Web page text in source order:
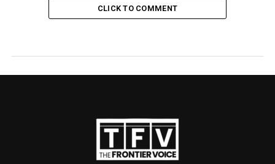
CLICK TO COMMENT